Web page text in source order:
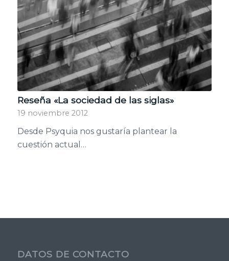
Reseña «La sociedad de las siglas»
19 noviembre 2012
Desde Psyquia nos gustaría plantear la
cuestión actual…
DATOS DE CONTACTO